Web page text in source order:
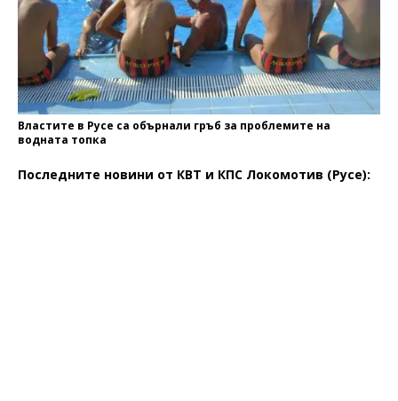
Властите в Русе са обърнали гръб за проблемите на
водната топка
Последните новини от КВТ и КПС Локомотив (Русе):